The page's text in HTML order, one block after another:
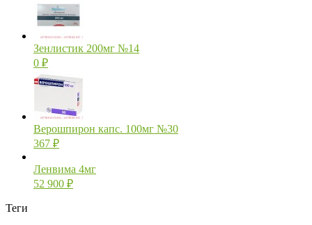
Зенлистик 200мг №14
0 ₽
Верошпирон капс. 100мг №30
367 ₽
Ленвима 4мг
52 900 ₽
Теги